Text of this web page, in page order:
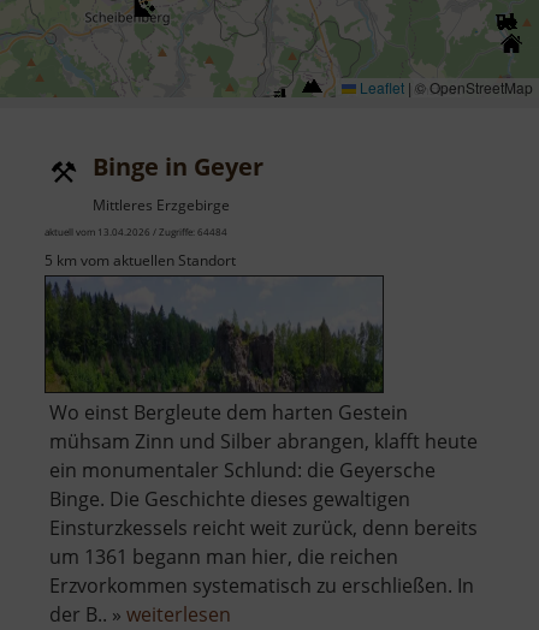
Leaflet | © OpenStreetMap
Binge in Geyer
Mittleres Erzgebirge
aktuell vom 13.04.2026 / Zugriffe: 64484
5 km vom aktuellen Standort
Wo einst Bergleute dem harten Gestein
mühsam Zinn und Silber abrangen, klafft heute
ein monumentaler Schlund: die Geyersche
Binge. Die Geschichte dieses gewaltigen
Einsturzkessels reicht weit zurück, denn bereits
um 1361 begann man hier, die reichen
Erzvorkommen systematisch zu erschließen. In
der B.. » weiterlesen